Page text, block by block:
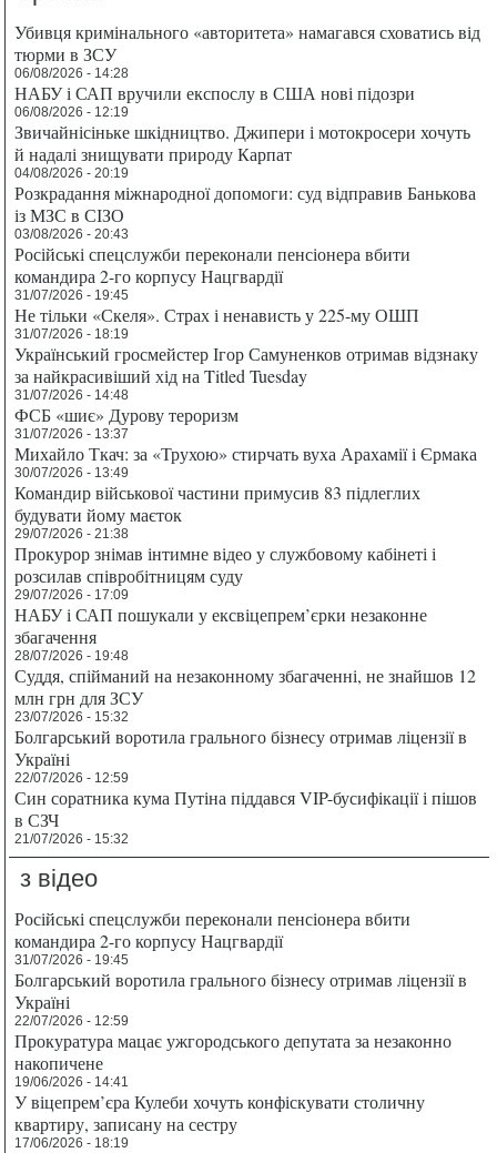
Убивця кримінального «авторитета» намагався сховатись від
тюрми в ЗСУ
06/08/2026 - 14:28
НАБУ і САП вручили експослу в США нові підозри
06/08/2026 - 12:19
Звичайнісіньке шкідництво. Джипери і мотокросери хочуть
й надалі знищувати природу Карпат
04/08/2026 - 20:19
Розкрадання міжнародної допомоги: суд відправив Банькова
із МЗС в СІЗО
03/08/2026 - 20:43
Російські спецслужби переконали пенсіонера вбити
командира 2-го корпусу Нацгвардії
31/07/2026 - 19:45
Не тільки «Скеля». Страх і ненависть у 225-му ОШП
31/07/2026 - 18:19
Український гросмейстер Ігор Самуненков отримав відзнаку
за найкрасивіший хід на Titled Tuesday
31/07/2026 - 14:48
ФСБ «шиє» Дурову тероризм
31/07/2026 - 13:37
Михайло Ткач: за «Трухою» стирчать вуха Арахамії і Єрмака
30/07/2026 - 13:49
Командир військової частини примусив 83 підлеглих
будувати йому маєток
29/07/2026 - 21:38
Прокурор знімав інтимне відео у службовому кабінеті і
розсилав співробітницям суду
29/07/2026 - 17:09
НАБУ і САП пошукали у ексвіцепрем’єрки незаконне
збагачення
28/07/2026 - 19:48
Суддя, спійманий на незаконному збагаченні, не знайшов 12
млн грн для ЗСУ
23/07/2026 - 15:32
Болгарський воротила грального бізнесу отримав ліцензії в
Україні
22/07/2026 - 12:59
Син соратника кума Путіна піддався VIP-бусифікації і пішов
в СЗЧ
21/07/2026 - 15:32
з відео
Російські спецслужби переконали пенсіонера вбити
командира 2-го корпусу Нацгвардії
31/07/2026 - 19:45
Болгарський воротила грального бізнесу отримав ліцензії в
Україні
22/07/2026 - 12:59
Прокуратура мацає ужгородського депутата за незаконно
накопичене
19/06/2026 - 14:41
У віцепрем’єра Кулеби хочуть конфіскувати столичну
квартиру, записану на сестру
17/06/2026 - 18:19